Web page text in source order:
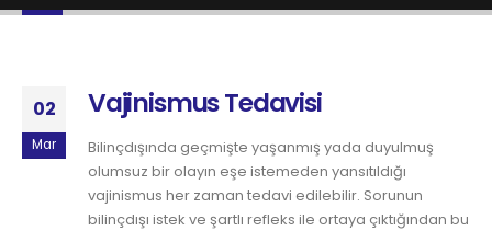
02
Mar
Vajinismus Tedavisi
Bilinçdışında geçmişte yaşanmış yada duyulmuş
olumsuz bir olayın eşe istemeden yansıtıldığı
vajinismus her zaman tedavi edilebilir. Sorunun
bilinçdışı istek ve şartlı refleks ile ortaya çıktığından bu